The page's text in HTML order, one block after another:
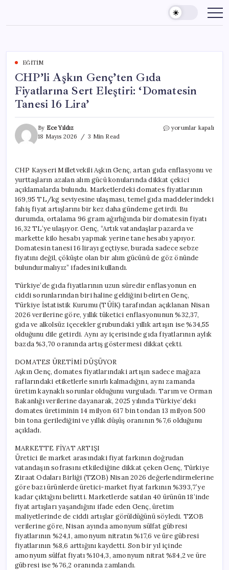
content
EĞITIM
CHP’li Aşkın Genç’ten Gıda
Fiyatlarına Sert Eleştiri: ‘Domatesin
Tanesi 16 Lira’
By Ece Yıldız
18 Mayıs 2026
3 Min Read
CHP’li
Sert
Eleştiri:
‘Domatesin
Tanesi
16
için
yorumlar kapalı
CHP Kayseri Milletvekili Aşkın Genç, artan gıda enflasyonu ve
yurttaşların azalan alım gücü konularında dikkat çekici
açıklamalarda bulundu. Marketlerdeki domates fiyatlarının
169,95 TL/kg seviyesine ulaşması, temel gıda maddelerindeki
fahiş fiyat artışlarını bir kez daha gündeme getirdi. Bu
durumda, ortalama 96 gram ağırlığında bir domatesin fiyatı
16,32 TL’ye ulaşıyor. Genç, “Artık vatandaşlar pazarda ve
markette kilo hesabı yapmak yerine tane hesabı yapıyor.
Domatesin tanesi 16 lirayı geçtiyse, burada sadece sebze
fiyatını değil, çöküşte olan bir alım gücünü de göz önünde
bulundurmalıyız” ifadesini kullandı.
Türkiye’de gıda fiyatlarının uzun süredir enflasyonun en
ciddi sorunlarından biri haline geldiğini belirten Genç,
Türkiye İstatistik Kurumu (TÜİK) tarafından açıklanan Nisan
2026 verilerine göre, yıllık tüketici enflasyonunun %32,37,
gıda ve alkolsüz içecekler grubundaki yıllık artışın ise %34,55
olduğunu dile getirdi. Aynı ay içerisinde gıda fiyatlarının aylık
bazda %3,70 oranında artış göstermesi dikkat çekti.
DOMATES ÜRETİMİ DÜŞÜYOR
Aşkın Genç, domates fiyatlarındaki artışın sadece mağaza
raflarındaki etiketlerle sınırlı kalmadığını, aynı zamanda
üretim kaynaklı sorunlar olduğunu vurguladı. Tarım ve Orman
Bakanlığı verilerine dayanarak, 2025 yılında Türkiye’deki
domates üretiminin 14 milyon 617 bin tondan 13 milyon 500
bin tona gerilediğini ve yıllık düşüş oranının %7,6 olduğunu
açıkladı.
MARKETTE FİYAT ARTIŞI
Üretici ile market arasındaki fiyat farkının doğrudan
vatandaşın sofrasını etkilediğine dikkat çeken Genç, Türkiye
Ziraat Odaları Birliği (TZOB) Nisan 2026 değerlendirmelerine
göre bazı ürünlerde üretici-market fiyat farkının %393,7’ye
kadar çıktığını belirtti. Marketlerde satılan 40 ürünün 18’inde
fiyat artışları yaşandığını ifade eden Genç, üretim
maliyetlerinde de ciddi artışlar görüldüğünü söyledi. TZOB
verilerine göre, Nisan ayında amonyum sülfat gübresi
fiyatlarının %24,1, amonyum nitratın %17,6 ve üre gübresi
fiyatlarının %8,6 arttığını kaydetti. Son bir yıl içinde
amonyum sülfat fiyatı %104,3, amonyum nitrat %84,2 ve üre
gübresi ise %76,2 oranında zamlandı.